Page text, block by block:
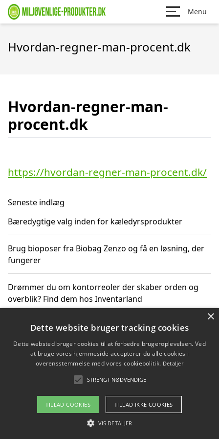
Menu
Hvordan-regner-man-procent.dk
Hvordan-regner-man-
procent.dk
https://hvordan-regner-man-procent.dk/
Seneste indlæg
Bæredygtige valg inden for kæledyrsprodukter
Brug bioposer fra Biobag Zenzo og få en løsning, der
fungerer
Drømmer du om kontorreoler der skaber orden og
overblik? Find dem hos Inventarland
Hvordan stjernetegn datoer og miljø påvirker dine
Bæredygtige gadgets til en grønnere hverdag
Copyright 2026 - Pilanto Aps
Om / kontakt
Blog Betingelser
×
Dette website bruger tracking cookies
Dette websted bruger cookies til at forbedre brugeroplevelsen. Ved
at bruge vores hjemmeside accepterer du alle cookies i
overensstemmelse med vores cookiepolitik. Detaljer
STRENGT NØDVENDIGE
TILLAD COOKIES TILLAD IKKE COOKIES
VIS DETALJER